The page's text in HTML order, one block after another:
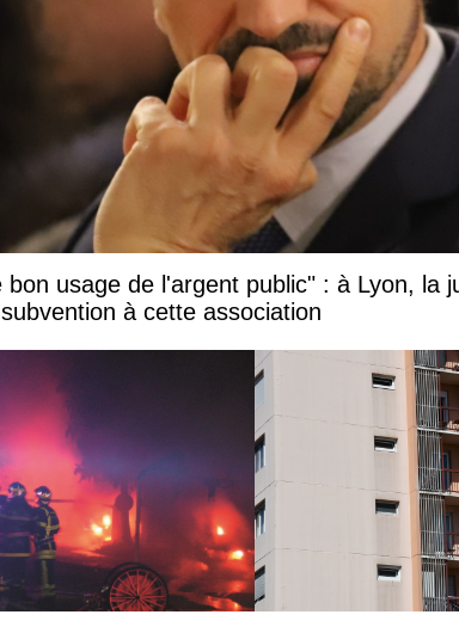
bon usage de l'argent public" : à Lyon, la
à cette association